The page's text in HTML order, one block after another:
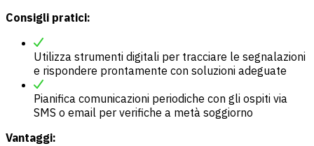
Consigli pratici:
Utilizza strumenti digitali per tracciare le segnalazioni
e rispondere prontamente con soluzioni adeguate
Pianifica comunicazioni periodiche con gli ospiti via
SMS o email per verifiche a metà soggiorno
Vantaggi: